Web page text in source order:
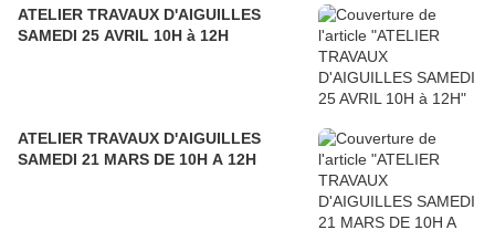
ATELIER TRAVAUX D'AIGUILLES
SAMEDI 25 AVRIL 10H à 12H
ATELIER TRAVAUX D'AIGUILLES
SAMEDI 21 MARS DE 10H A 12H